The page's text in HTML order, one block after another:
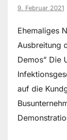
9. Februar 2021
Ehemaliges
Ausbreitung
Demos” Die
auf die